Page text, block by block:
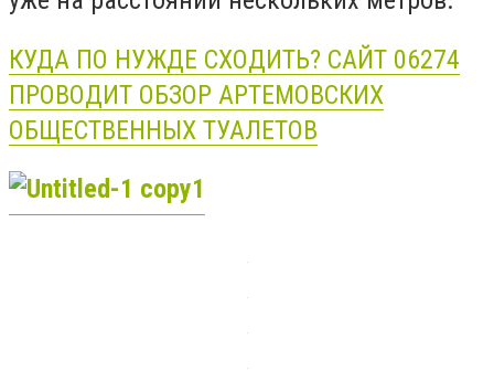
КУДА ПО НУЖДЕ СХОДИТЬ? САЙТ 06274
ПРОВОДИТ ОБЗОР АРТЕМОВСКИХ
ОБЩЕСТВЕННЫХ ТУАЛЕТОВ